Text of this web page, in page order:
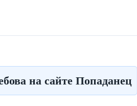
на сайте Попаданец